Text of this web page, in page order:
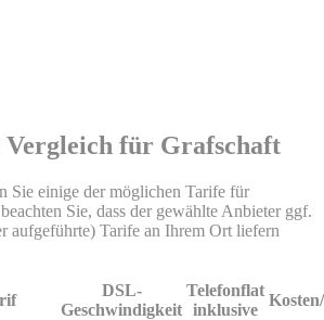
für Grafschaft
Sie einige der möglichen Tarife für
Sie, dass der gewählte Anbieter ggf.
aufgeführte) Tarife an Ihrem Ort liefern
DSL-
Geschwindigkeit
Telefonflat
inklusive